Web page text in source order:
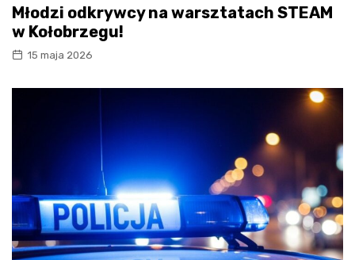
Młodzi odkrywcy na warsztatach STEAM
w Kołobrzegu!
15 maja 2026